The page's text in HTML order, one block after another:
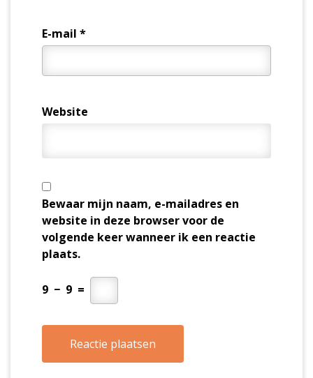
E-mail *
Website
Bewaar mijn naam, e-mailadres en
website in deze browser voor de
volgende keer wanneer ik een reactie
plaats.
9 − 9 =